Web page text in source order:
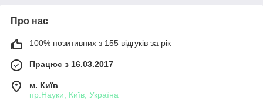
Про нас
100% позитивних з 155 відгуків за рік
Працює з 16.03.2017
м. Київ
пр.Науки, Київ, Україна